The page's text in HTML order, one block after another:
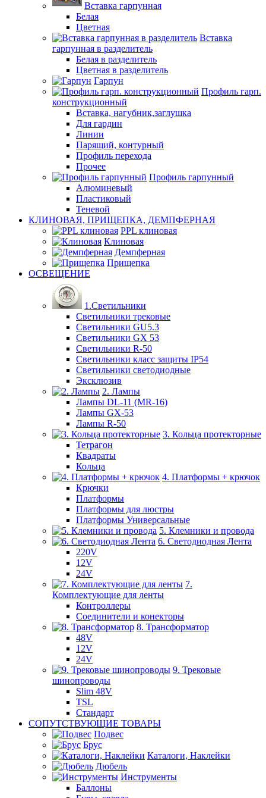
Вставка гарпунная
Белая
Цветная
Вставка
гарпунная в разделитель
Белая в разделитель
Цветная в разделитель
Гарпун
Профиль гарп.
конструкционный
Вставка, нагубник,заглушка
Для гардин
Линии
Парящий, контурный
Профиль перехода
Прочее
Профиль гарпунный
Алюминевый
Пластиковый
Теневой
КЛИНОВАЯ, ПРИЩЕПКА, ДЕМПФЕРНАЯ
PPL клиновая
Клиновая
Демпферная
Прищепка
ОСВЕЩЕНИЕ
1.Светильники
Светильники трековые
Светильники GU5.3
Светильники GX 53
Светильники R-50
Светильники класс защиты IP54
Светильники светодиодные
Эксклюзив
2. Лампы
Лампы DL-11 (MR-16)
Лампы GX-53
Лампы R-50
3. Кольца протекторные
Тетрагон
Квадраты
Кольца
4. Платформы + крючок
Крючки
Платформы
Платформы для люстры
Платформы Универсальные
5. Клемники и провода
6. Светодиодная Лента
220V
12V
24V
7.
Комплектующие для ленты
Контроллеры
Соединители и конекторы
8. Трансформатор
48V
12V
24V
9. Трековые
шинопроводы
Slim 48V
TSL
Стандарт
СОПУТСТВУЮЩИЕ ТОВАРЫ
Подвес
Брус
Каталоги, Наклейки
Дюбель
Инструменты
Баллоны